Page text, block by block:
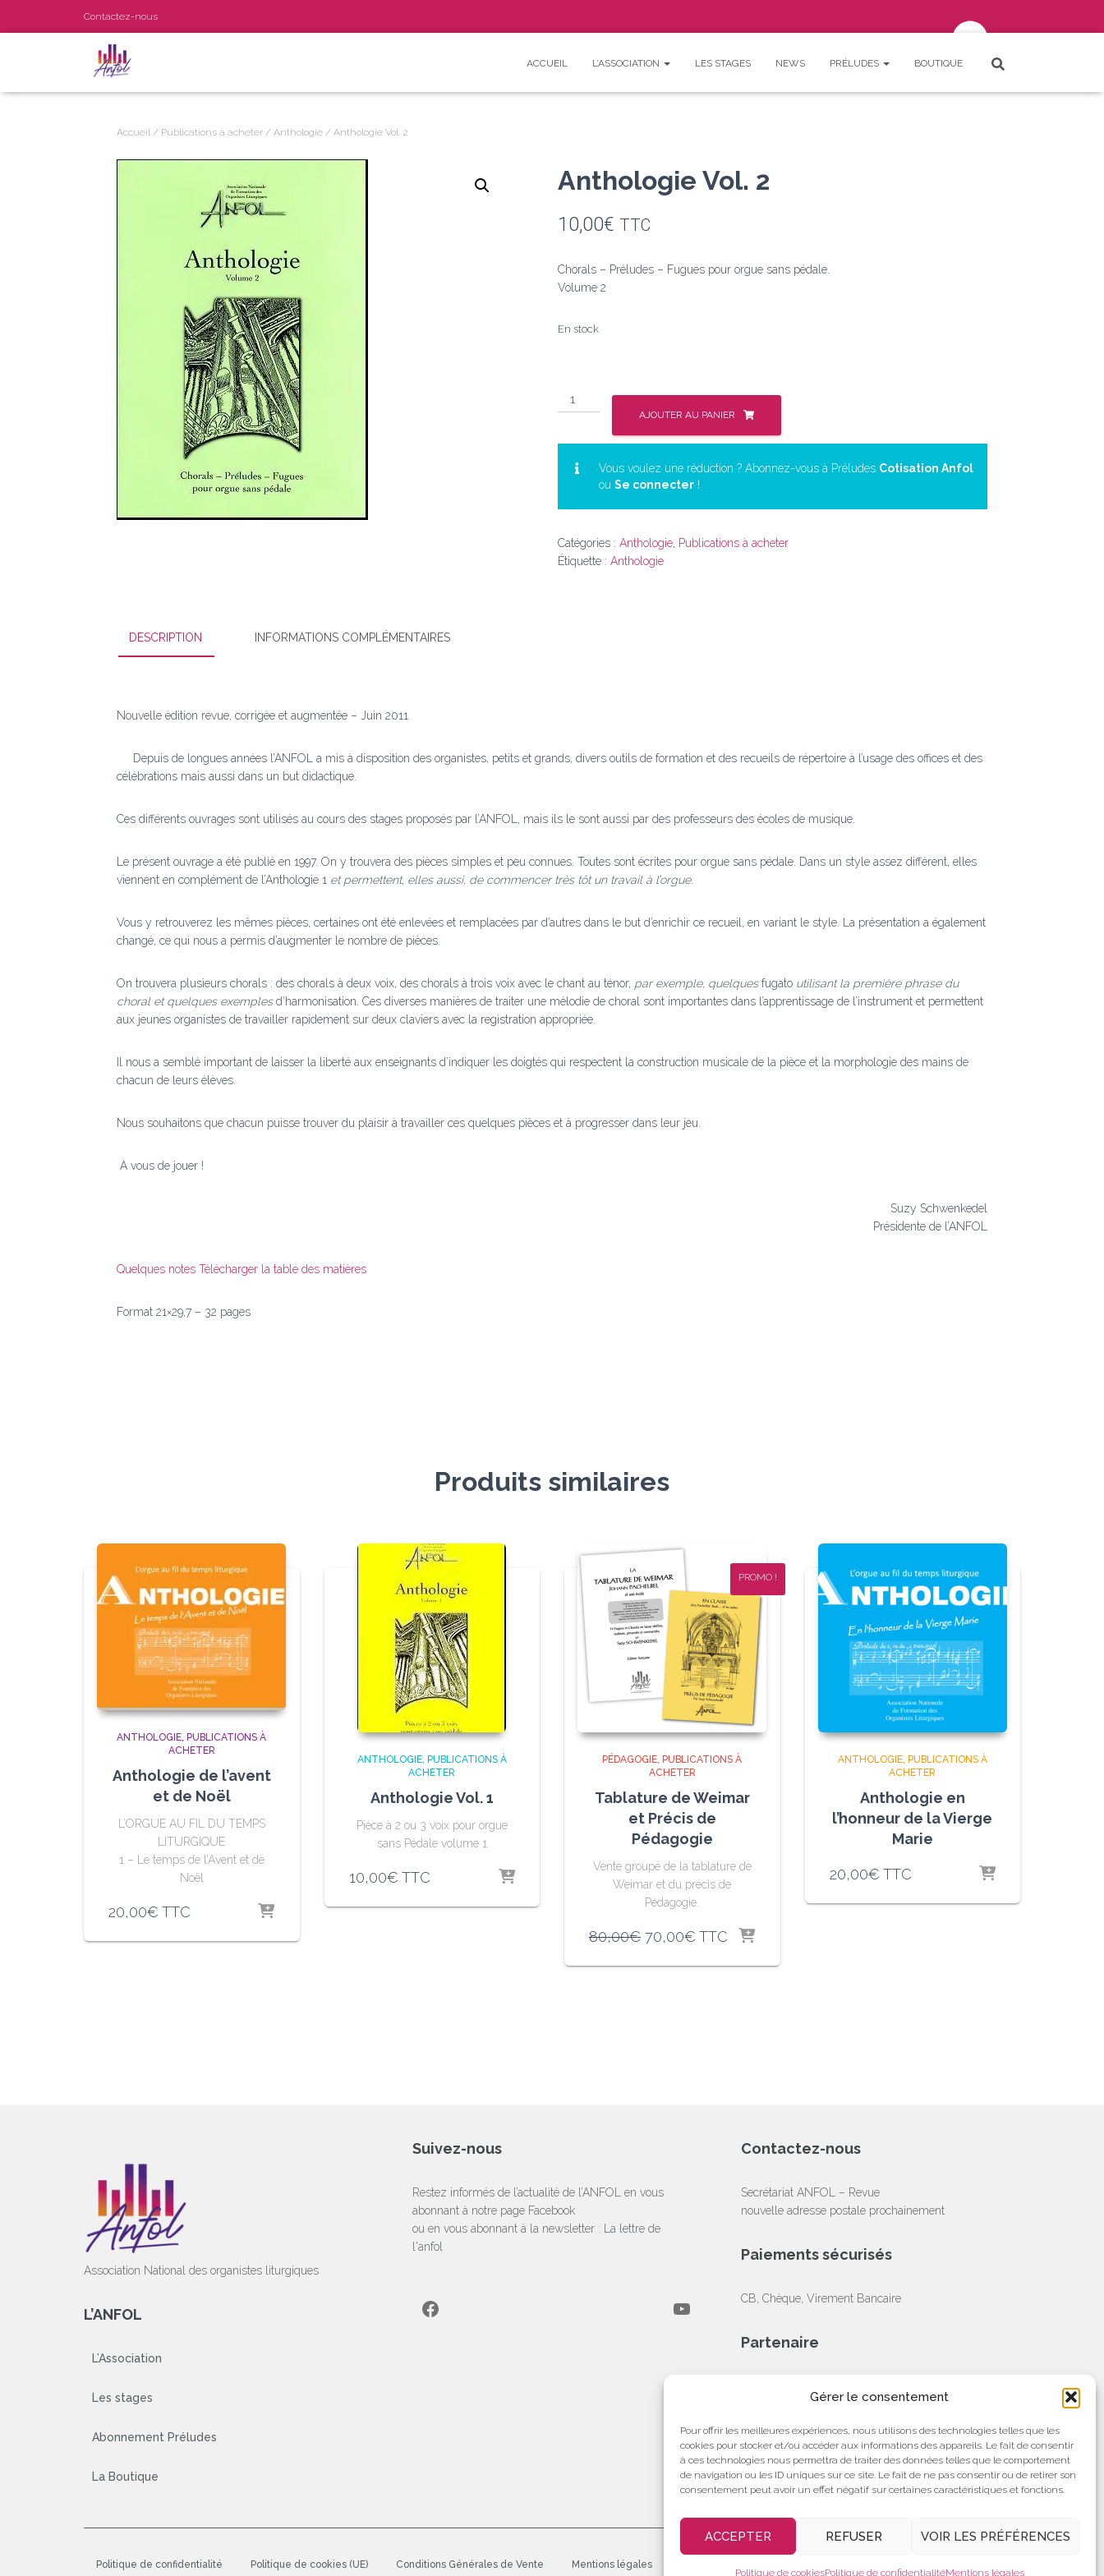
Gérer le consentement
Pour offrir les meilleures expériences, nous utilisons des technologies telles que les
cookies pour stocker et/ou accéder aux informations des appareils. Le fait de consentir
à ces technologies nous permettra de traiter des données telles que le comportement
de navigation ou les ID uniques sur ce site. Le fait de ne pas consentir ou de retirer son
consentement peut avoir un effet négatif sur certaines caractéristiques et fonctions.
ACCEPTER REFUSER VOIR LES PRÉFÉRENCES
Politique de cookiesPolitique de confidentialitéMentions légales
c u
Contactez-nous
ACCUEIL L’ASSOCIATION LES STAGES NEWS PRÉLUDES BOUTIQUE
Accueil / Publications à acheter / Anthologie / Anthologie Vol. 2
Anthologie Vol. 2
10,00€ TTC
Chorals – Préludes – Fugues pour orgue sans pédale.
Volume 2
En stock
quantité
de
Anthologie
AJOUTER AU PANIER
Vous voulez une réduction ? Abonnez-vous à Préludes Cotisation Anfol
ou Se connecter !
Catégories : Anthologie Publications à acheter
Étiquette : Anthologie
DESCRIPTION INFORMATIONS COMPLÉMENTAIRES
Nouvelle édition revue, corrigée et augmentée – Juin 2011
Depuis de longues années l’ANFOL a mis à disposition des organistes, petits et grands, divers outils de formation et des recueils de répertoire à l’usage des offices et des
célébrations mais aussi dans un but didactique.
Ces différents ouvrages sont utilisés au cours des stages proposés par l’ANFOL, mais ils le sont aussi par des professeurs des écoles de musique.
Le présent ouvrage a été publié en 1997. On y trouvera des pièces simples et peu connues. Toutes sont écrites pour orgue sans pédale. Dans un style assez différent, elles
viennent en complément de l’Anthologie 1 et permettent, elles aussi, de commencer très tôt un travail à l’orgue.
Vous y retrouverez les mêmes pièces, certaines ont été enlevées et remplacées par d’autres dans le but d’enrichir ce recueil, en variant le style. La présentation a également
changé, ce qui nous a permis d’augmenter le nombre de pièces.
On trouvera plusieurs chorals : des chorals à deux voix, des chorals à trois voix avec le chant au ténor, par exemple, quelquesfugato utilisant la première phrase du
choral et quelques exemplesd’harmonisation. Ces diverses manières de traiter une mélodie de choral sont importantes dans l’apprentissage de l’instrument et permettent
aux jeunes organistes de travailler rapidement sur deux claviers avec la registration appropriée.
Il nous a semblé important de laisser la liberté aux enseignants d’indiquer les doigtés qui respectent la construction musicale de la pièce et la morphologie des mains de
chacun de leurs élèves.
Nous souhaitons que chacun puisse trouver du plaisir à travailler ces quelques pièces et à progresser dans leur jeu.
A vous de jouer !
Suzy Schwenkedel
Présidente de l’ANFOL
Quelques notes Télécharger la table des matières
Format 21×29,7 – 32 pages
Produits similaires
ANTHOLOGIE PUBLICATIONS À
ACHETER
Anthologie de l’avent
et de Noël
L’ORGUE AU FIL DU TEMPS
LITURGIQUE
1 – Le temps de l’Avent et de
Noël
20,00€ TTC
ANTHOLOGIE PUBLICATIONS À
ACHETER
Anthologie Vol. 1
Pièce à 2 ou 3 voix pour orgue
sans Pédale volume 1
10,00€ TTC
PROMO !
PÉDAGOGIE PUBLICATIONS À
ACHETER
Tablature de Weimar
et Précis de
Pédagogie
Vente groupé de la tablature de
Weimar et du précis de
Pédagogie.
80,00€ Le
initial
70,00€ Le
actuel
TTC
ANTHOLOGIE PUBLICATIONS À
ACHETER
Anthologie en
l’honneur de la Vierge
Marie
20,00€ TTC
Association National des organistes liturgiques
L’ANFOL
L’Association
Les stages
Abonnement Préludes
La Boutique
Suivez-nous
Restez informés de l’actualité de l’ANFOL en vous
abonnant à notre page Facebook
ou en vous abonnant à la newsletter :
La lettre de
l'anfol
Contactez-nous
Secrétariat ANFOL – Revue
nouvelle adresse postale prochainement
Paiements sécurisés
CB, Chèque, Virement Bancaire
Partenaire
Politique de confidentialité Politique de cookies (UE) Conditions Générales de Vente Mentions légales Hestia | Développé par